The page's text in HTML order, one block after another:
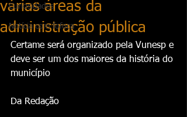
Curiosidades
Notícia com fofoca
várias áreas da
administração pública
Certame será organizado pela Vunesp e
deve ser um dos maiores da história do
município
Da Redação